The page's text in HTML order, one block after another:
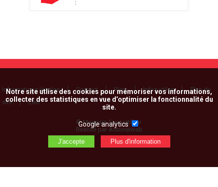
Informations légales Contact Blog Infos utiles
Plan du
site
Lien
© Magasin feux artifice
Réalisé par Actorielweb
Notre site utlise des cookies pour mémoriser vos informations,
collecter des statistiques en vue d’optimiser la fonctionnalité du
site.
Google analytics